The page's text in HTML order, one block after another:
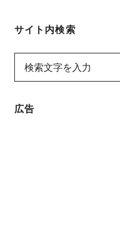
サイト内検索
広告